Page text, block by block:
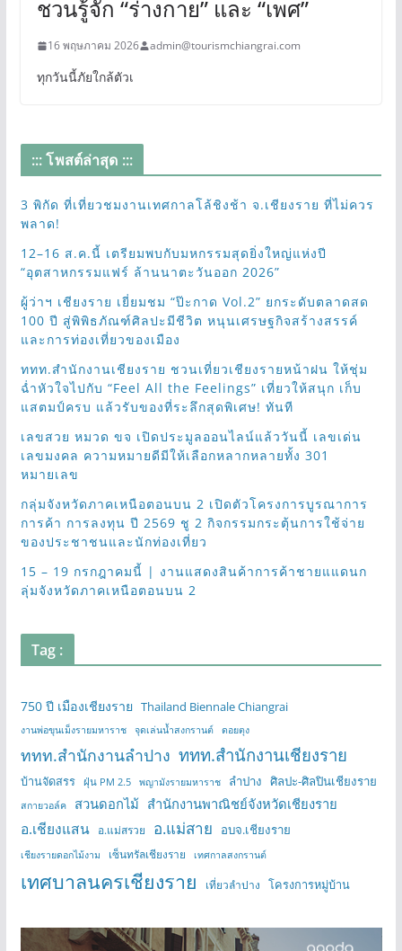
ชวนรู้จัก “ร่างกาย” และ “เพศ”
16 พฤษภาคม 2026 admin@tourismchiangrai.com
ทุกวันนี้ภัยใกล้ตัวเ
::: โพสต์ล่าสุด :::
3 พิกัด ที่เที่ยวชมงานเทศกาลโล้ชิงช้า จ.เชียงราย ที่ไม่ควร
พลาด!
12–16 ส.ค.นี้ เตรียมพบกับมหกรรมสุดยิ่งใหญ่แห่งปี
“อุตสาหกรรมแฟร์ ล้านนาตะวันออก 2026”
ผู้ว่าฯ เชียงราย เยี่ยมชม “ป๊ะกาด Vol.2” ยกระดับตลาดสด
100 ปี สู่พิพิธภัณฑ์ศิลปะมีชีวิต หนุนเศรษฐกิจสร้างสรรค์
และการท่องเที่ยวของเมือง
ททท.สำนักงานเชียงราย ชวนเที่ยวเชียงรายหน้าฝน ให้ชุ่ม
ฉ่ำหัวใจไปกับ “Feel All the Feelings” เที่ยวให้สนุก เก็บ
แสตมป์ครบ แล้วรับของที่ระลึกสุดพิเศษ! ทันที
เลขสวย หมวด ขจ เปิดประมูลออนไลน์แล้ววันนี้ เลขเด่น
เลขมงคล ความหมายดีมีให้เลือกหลากหลายทั้ง 301
หมายเลข
กลุ่มจังหวัดภาคเหนือตอนบน 2 เปิดตัวโครงการบูรณาการ
การค้า การลงทุน ปี 2569 ชู 2 กิจกรรมกระตุ้นการใช้จ่าย
ของประชาชนและนักท่องเที่ยว
15 – 19 กรกฎาคมนี้ | งานแสดงสินค้าการค้าชายแแดนก
ลุ่มจังหวัดภาคเหนือตอนบน 2
Tag :
750 ปี เมืองเชียงราย Thailand Biennale Chiangrai
งานพ่อขุนเม็งรายมหาราช จุดเล่นน้ำสงกรานต์ ดอยตุง
ททท.สำนักงานลำปาง ททท.สำนักงานเชียงราย
บ้านจัดสรร ฝุ่น PM 2.5 พญามังรายมหาราช ลำปาง ศิลปะ-ศิลปินเชียงราย
สกายวอล์ค สวนดอกไม้ สำนักงานพาณิชย์จังหวัดเชียงราย
อ.เชียงแสน อ.แม่สรวย อ.แม่สาย อบจ.เชียงราย
เชียงรายดอกไม้งาม เซ็นทรัลเชียงราย เทศกาลสงกรานต์
เทศบาลนครเชียงราย เที่ยวลำปาง โครงการหมู่บ้าน